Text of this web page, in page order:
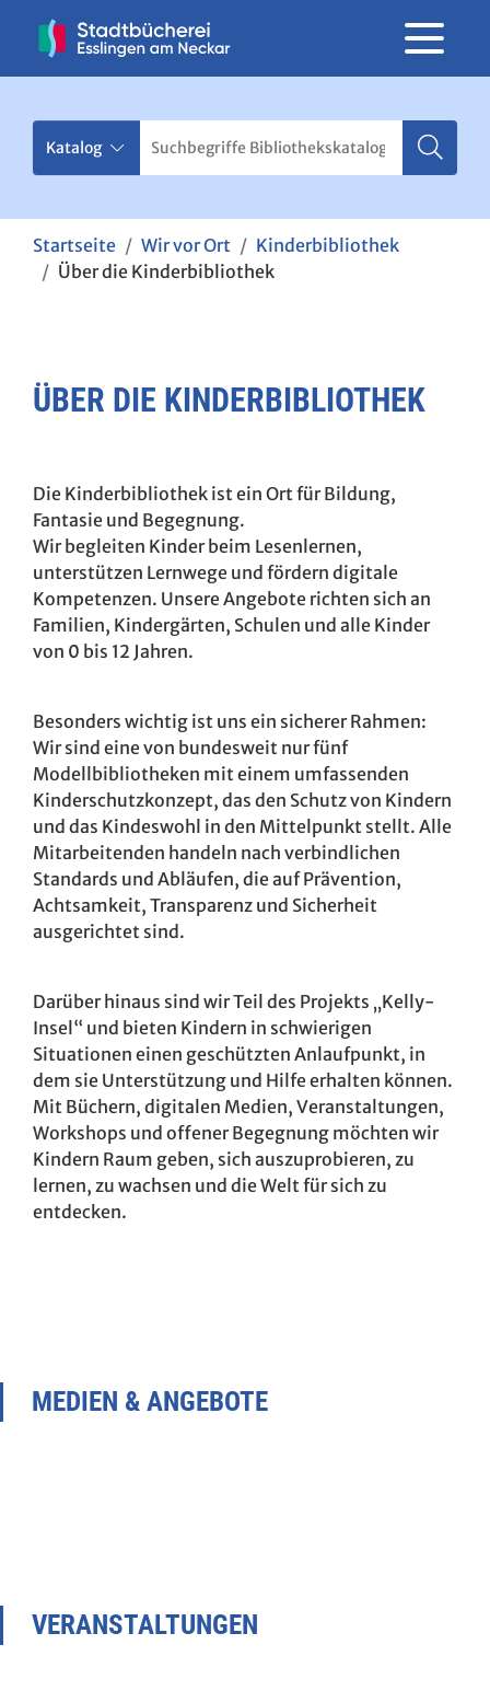
Startseite Wir vor Ort
Kinderbibliothek
Über die Kinderbibliothek
ÜBER DIE KINDERBIBLIOTHEK
Die Kinderbibliothek ist ein Ort für Bildung,
Fantasie und Begegnung.
Wir begleiten Kinder beim Lesenlernen,
unterstützen Lernwege und fördern digitale
Kompetenzen. Unsere Angebote richten sich an
Familien, Kindergärten, Schulen und alle Kinder
von 0 bis 12 Jahren.
Besonders wichtig ist uns ein sicherer Rahmen:
Wir sind eine von bundesweit nur fünf
Modellbibliotheken mit einem umfassenden
Kinderschutzkonzept, das den Schutz von Kindern
und das Kindeswohl in den Mittelpunkt stellt. Alle
Mitarbeitenden handeln nach verbindlichen
Standards und Abläufen, die auf Prävention,
Achtsamkeit, Transparenz und Sicherheit
ausgerichtet sind.
Darüber hinaus sind wir Teil des Projekts „Kelly-
Insel“ und bieten Kindern in schwierigen
Situationen einen geschützten Anlaufpunkt, in
dem sie Unterstützung und Hilfe erhalten können.
Mit Büchern, digitalen Medien, Veranstaltungen,
Workshops und offener Begegnung möchten wir
Kindern Raum geben, sich auszuprobieren, zu
lernen, zu wachsen und die Welt für sich zu
entdecken.
MEDIEN & ANGEBOTE
VERANSTALTUNGEN